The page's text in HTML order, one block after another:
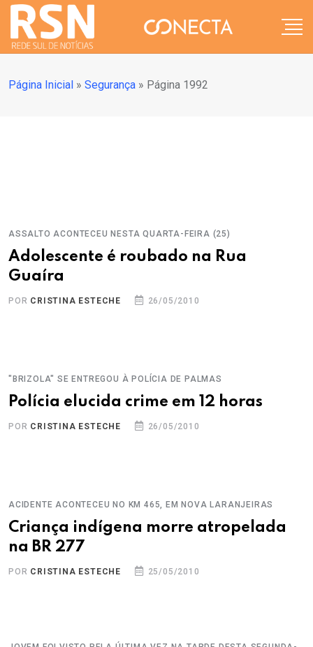
Página Inicial » Segurança » Página 1992
ASSALTO ACONTECEU NESTA QUARTA-FEIRA (25)
Adolescente é roubado na Rua
Guaíra
POR CRISTINA ESTECHE 26/05/2010
"BRIZOLA" SE ENTREGOU À POLÍCIA DE PALMAS
Polícia elucida crime em 12 horas
POR CRISTINA ESTECHE 26/05/2010
ACIDENTE ACONTECEU NO KM 465, EM NOVA LARANJEIRAS
Criança indígena morre atropelada
na BR 277
POR CRISTINA ESTECHE 25/05/2010